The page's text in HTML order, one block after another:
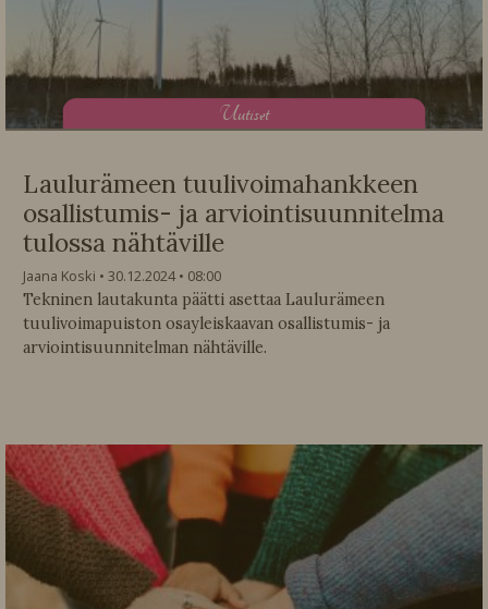
Uutiset
Laulurämeen tuulivoimahankkeen
osallistumis- ja arviointisuunnitelma
tulossa nähtäville
Jaana Koski 30.12.2024
08:00
Tekninen lautakunta päätti asettaa Laulurämeen
tuulivoimapuiston osayleiskaavan osallistumis- ja
arviointisuunnitelman nähtäville.